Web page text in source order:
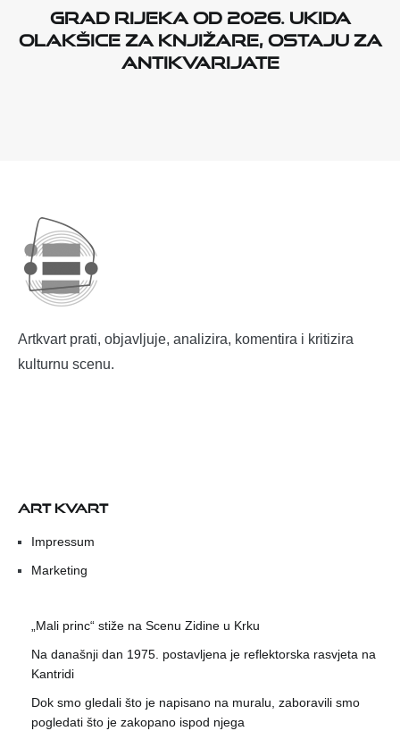
Grad Rijeka od 2026. ukida
olakšice za knjižare, ostaju za
antikvarijate
Artkvart prati, objavljuje, analizira, komentira i kritizira
kulturnu scenu.
ART KVART
Impressum
Marketing
„Mali princ“ stiže na Scenu Zidine u Krku
Na današnji dan 1975. postavljena je reflektorska rasvjeta na
Kantridi
Dok smo gledali što je napisano na muralu, zaboravili smo
pogledati što je zakopano ispod njega